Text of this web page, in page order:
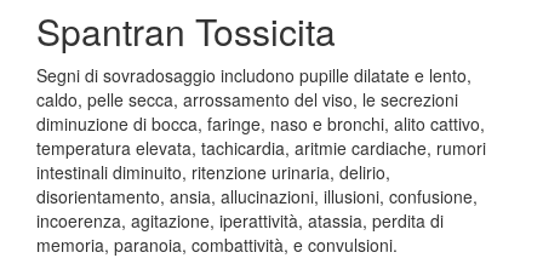
Spantran Tossicita
Segni di sovradosaggio includono pupille dilatate e lento,
caldo, pelle secca, arrossamento del viso, le secrezioni
diminuzione di bocca, faringe, naso e bronchi, alito cattivo,
temperatura elevata, tachicardia, aritmie cardiache, rumori
intestinali diminuito, ritenzione urinaria, delirio,
disorientamento, ansia, allucinazioni, illusioni, confusione,
incoerenza, agitazione, iperattività, atassia, perdita di
memoria, paranoia, combattività, e convulsioni.